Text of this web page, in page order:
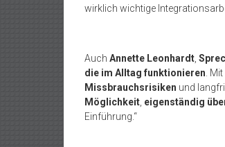
wirklich wichtige
Auch Annette Leonhardt
die im Alltag funktionieren .
Missbrauchsrisiken und
Möglichkeit eigenständig
Einführung.“